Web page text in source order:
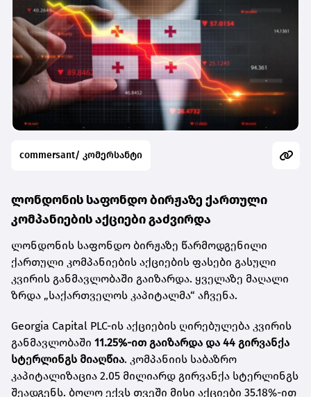
commersant/ კომერსანტი
ლონდონის საფონდო ბირჟაზე ქართული
კომპანიების აქციები გაძვირდა
ლონდონის საფონდო ბირჟაზე წარმოდგენილი
ქართული კომპანიების აქციების ფასები გასული
კვირის განმავლობაში გაიზარდა. ყველაზე მაღალი
ზრდა „საქართველოს კაპიტალმა“ აჩვენა.
Georgia Capital PLC-ის აქციების ღირებულება კვირის
განმავლობაში 11.25%-ით გაიზარდა და 44 გირვანქა
სტერლინგს მიაღწია. კომპანიის საბაზრო
კაპიტალიზაცია 2.05 მილიარდ გირვანქა სტერლინგს
შეადგენს. ბოლო ექვს თვეში მისი აქციები 35.18%-ით